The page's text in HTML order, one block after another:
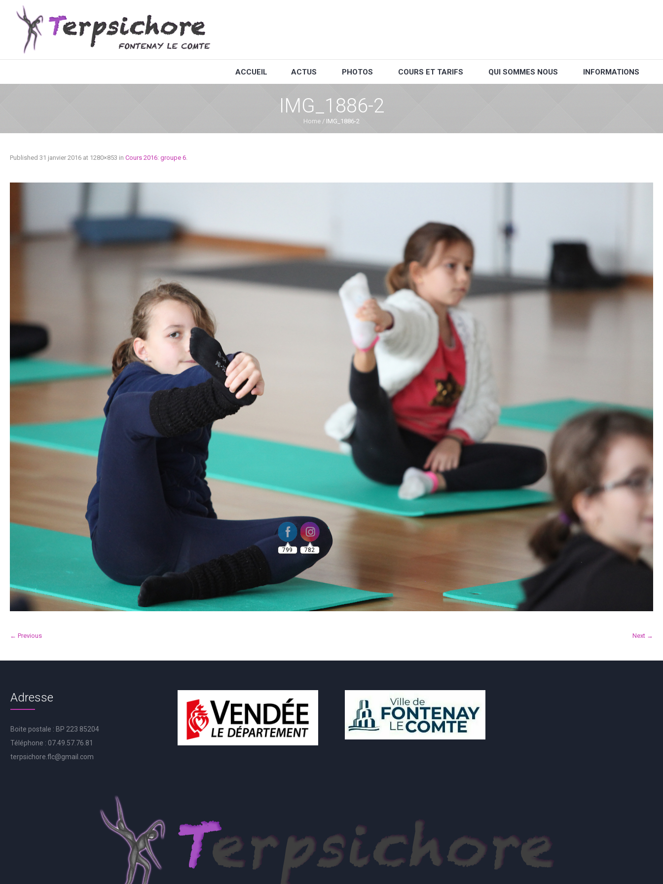
ACCUEIL ACTUS PHOTOS COURS ET TARIFS QUI SOMMES NOUS INFORMATIONS
IMG_1886-2
Home / IMG_1886-2
Published 31 janvier 2016 at 1280×853 in Cours 2016: groupe 6.
← Previous Next →
Adresse
Boite postale : BP 223 85204
Téléphone : 07.49.57.76.81
terpsichore.flc@gmail.com
782